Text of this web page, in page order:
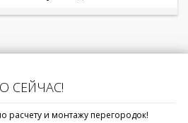
СЕЙЧАС!
расчету и монтажу перегородок!